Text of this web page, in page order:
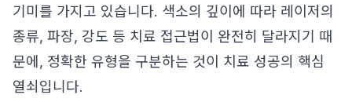
기미를 가지고 있습니다. 색소의 깊이에 따라 레이저의
종류, 파장, 강도 등 치료 접근법이 완전히 달라지기 때
문에, 정확한 유형을 구분하는 것이 치료 성공의 핵심
열쇠입니다.